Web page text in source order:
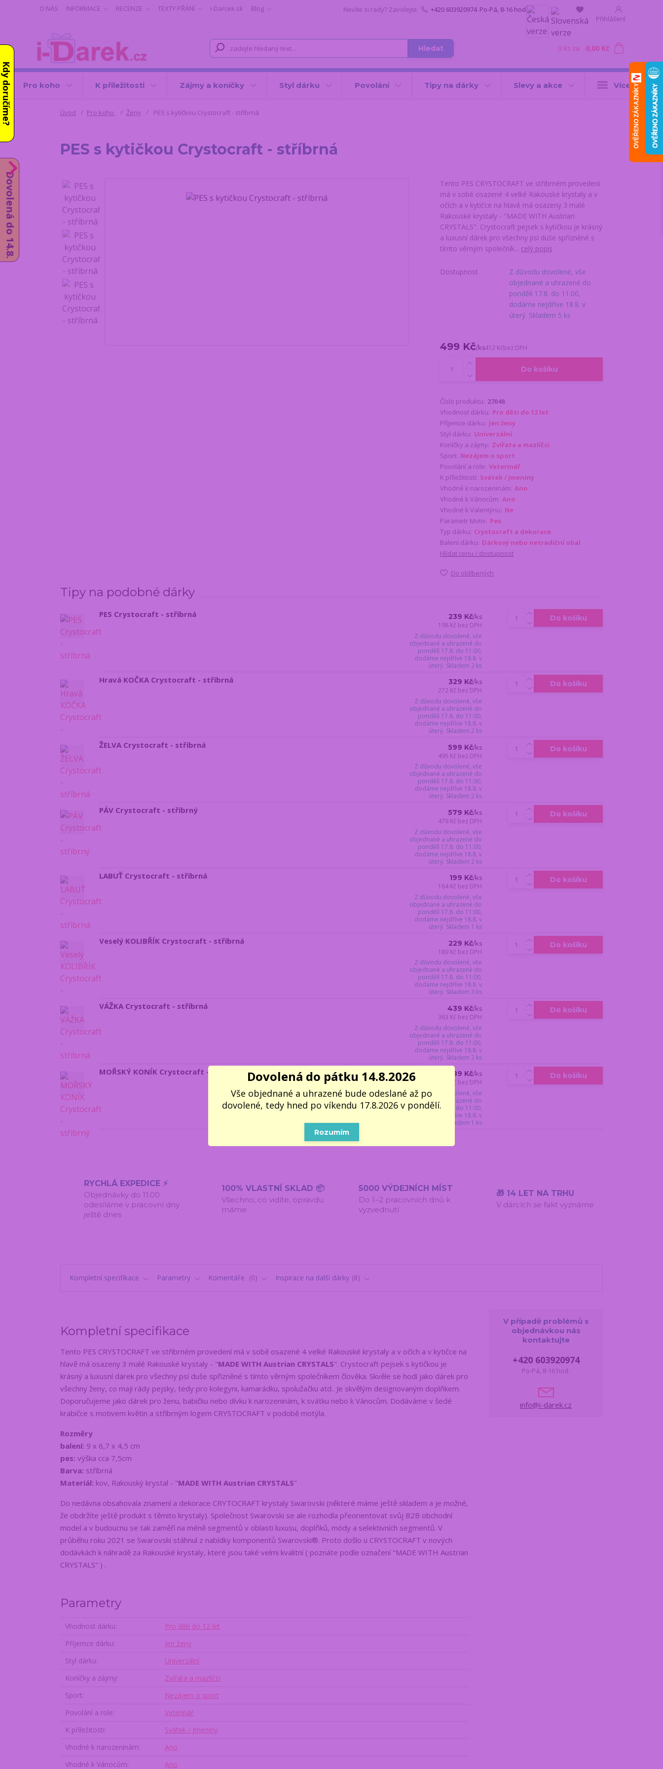
O NÁS INFORMACE RECENZE TEXTY PŘÁNÍ i-Darcek.sk
Blog
Přihlášení
Hledat
Nevíte si rady? Zavolejte. +420 603920974 Po-Pá, 8-16 hod.
0 ks za 0,00 Kč
Pro koho K příležitosti Zájmy a koníčky Styl dárku Povolání Tipy na dárky Slevy a akce Více
Úvod Pro koho Ženy PES s kytičkou Crystocraft - stříbrná
PES s kytičkou Crystocraft - stříbrná
Tento PES CRYSTOCRAFT ve střibrném provedení
má v sobě osazené 4 velké Rakouské krystaly a v
očích a v kytičce na hlavě má osazeny 3 malé
Rakouské krystaly - "MADE WITH Austrian
CRYSTALS". Crystocraft pejsek s kytičkou je krásný
a luxusní dárek pro všechny psí duše spřízněné s
tímto věrným společník... celý popis
Dostupnost
Z důvodu dovolené, vše
objednané a uhrazené do
pondělí 17.8. do 11:00,
dodáme nejdříve 18.8. v
úterý. Skladem 5 ks
499 Kč/ks412 Kčbez DPH
Do košíku
Číslo produktu: 27048
Vhodnost dárku: Pro děti do 12 let
Příjemce dárku: Jen ženy
Styl dárku: Univerzální
Koníčky a zájmy: Zvířata a mazlíčci
Sport: Nezájem o sport
Povolání a role: Veterinář
K příležitosti: Svátek / Jmeniny
Vhodné k narozeninám: Ano
Vhodné k Vánocům: Ano
Vhodné k Valentýnu: Ne
Parametr Motiv: Pes
Typ dárku: Crystocraft a dekorace
Balení dárku: Dárkový nebo netradiční obal
Hlídat cenu / dostupnost
Do oblíbených
Tipy na podobné dárky
PES Crystocraft - stříbrná 239 Kč/ks
198 Kč bez DPH
Z důvodu dovolené, vše
objednané a uhrazené do
pondělí 17.8. do 11:00,
dodáme nejdříve 18.8. v
úterý. Skladem 2 ks
Do košíku
Hravá KOČKA Crystocraft - stříbrná 329 Kč/ks
272 Kč bez DPH
Z důvodu dovolené, vše
objednané a uhrazené do
pondělí 17.8. do 11:00,
dodáme nejdříve 18.8. v
úterý. Skladem 2 ks
Do košíku
ŽELVA Crystocraft - stříbrná 599 Kč/ks
495 Kč bez DPH
Z důvodu dovolené, vše
objednané a uhrazené do
pondělí 17.8. do 11:00,
dodáme nejdříve 18.8. v
úterý. Skladem 2 ks
Do košíku
PÁV Crystocraft - stříbrný 579 Kč/ks
479 Kč bez DPH
Z důvodu dovolené, vše
objednané a uhrazené do
pondělí 17.8. do 11:00,
dodáme nejdříve 18.8. v
úterý. Skladem 2 ks
Do košíku
LABUŤ Crystocraft - stříbrná 199 Kč/ks
164 Kč bez DPH
Z důvodu dovolené, vše
objednané a uhrazené do
pondělí 17.8. do 11:00,
dodáme nejdříve 18.8. v
úterý. Skladem 1 ks
Do košíku
Veselý KOLIBŘÍK Crystocraft - stříbrná 229 Kč/ks
189 Kč bez DPH
Z důvodu dovolené, vše
objednané a uhrazené do
pondělí 17.8. do 11:00,
dodáme nejdříve 18.8. v
úterý. Skladem 3 ks
Do košíku
VÁŽKA Crystocraft - stříbrná 439 Kč/ks
363 Kč bez DPH
Z důvodu dovolené, vše
objednané a uhrazené do
pondělí 17.8. do 11:00,
dodáme nejdříve 18.8. v
úterý. Skladem 2 ks
Do košíku
MOŘSKÝ KONÍK Crystocraft - stříbrný 389 Kč/ks
321 Kč bez DPH
Z důvodu dovolené, vše
objednané a uhrazené do
pondělí 17.8. do 11:00,
dodáme nejdříve 18.8. v
úterý. Skladem 1 ks
Do košíku
RYCHLÁ EXPEDICE ⚡
Objednávky do 11:00
odesíláme v pracovní dny
ještě dnes
100% VLASTNÍ SKLAD 📦
Všechno, co vidíte, opravdu
máme
5000 VÝDEJNÍCH MÍST
Do 1–2 pracovních dnů k
vyzvednutí
🎁 14 LET NA TRHU
V dárcích se fakt vyznáme
Kompletní specifikace Parametry Komentáře 0 Inspirace na další dárky 8
Kompletní specifikace
Tento PES CRYSTOCRAFT ve střibrném provedení má v sobě osazené 4 velké Rakouské krystaly a v očích a v kytičce na
hlavě má osazeny 3 malé Rakouské krystaly - "MADE WITH Austrian CRYSTALS". Crystocraft pejsek s kytičkou je
krásný a luxusní dárek pro všechny psí duše spřízněné s tímto věrným společníkem člověka. Skvěle se hodí jako dárek pro
všechny ženy, co mají rády pejsky, tedy pro kolegyni, kamarádku, spolužačku atd.. Je skvělým designovaným doplňkem.
Doporučujeme jako dárek pro ženu, babičku nebo dívku k narozeninám, k svátku nebo k Vánocům. Dodáváme v šedé
krabičce s motivem květin a stříbrným logem CRYSTOCRAFT v podobě motýla.
Rozměry
balení: 9 x 6,7 x 4,5 cm
pes: výška cca 7,5cm
Barva: stříbrná
Materiál: kov, Rakouský krystal - "MADE WITH Austrian CRYSTALS"
Do nedávna obsahovala znamení a dekorace CRYTOCRAFT krystaly Swarovski (některé máme ještě skladem a je možné,
že obdržíte ještě produkt s těmito krystaly). Společnost Swarovski se ale rozhodla přeorientovat svůj B2B obchodní
model a v budoucnu se tak zaměří na méně segmentů v oblasti luxusu, doplňků, módy a selektivních segmentů. V
průběhu roku 2021 se Swarovski stáhnul z nabídky komponentů Swarovski®. Proto došlo u CRYSTOCRAFT v nových
dodávkách k náhradě za Rakouské krystaly, které jsou také velmi kvalitní ( poznáte podle označení "MADE WITH Austrian
CRYSTALS" ) .
Parametry
Vhodnost dárku
Pro děti do 12 let
Příjemce dárku
Jen ženy
Styl dárku
Univerzální
Koníčky a zájmy
Zvířata a mazlíčci
Sport
Nezájem o sport
Povolání a role
Veterinář
K příležitosti
Svátek / Jmeniny
Vhodné k narozeninám
Ano
Vhodné k Vánocům
Ano
V případě problémů s
objednávkou nás
kontaktujte
+420 603920974
Po-Pá, 8-16 hod.
info@i-darek.cz
Dovolená do pátku 14.8.2026
Vše objednané a uhrazené bude odeslané až po
dovolené, tedy hned po víkendu 17.8.2026 v pondělí.
Rozumím
Dovolená do 14.8.
Kdy doručíme? OVĚŘENO ZÁKAZNÍKY